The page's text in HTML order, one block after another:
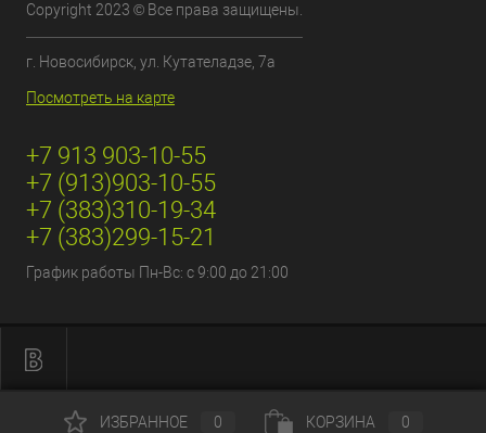
Copyright 2023 © Все права защищены.
г. Новосибирск, ул. Кутателадзе, 7а
Посмотреть на карте
+7 913 903-10-55
+7 (913)903-10-55
+7 (383)310-19-34
+7 (383)299-15-21
График работы Пн-Вс: с 9:00 до 21:00
ИЗБРАННОЕ 0 КОРЗИНА 0